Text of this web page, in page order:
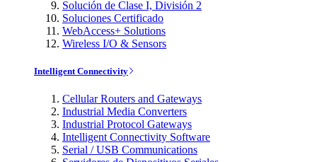
Solución de Clase I, División 2
Soluciones Certificado
WebAccess+ Solutions
Wireless I/O & Sensors
Intelligent Connectivity
Cellular Routers and Gateways
Industrial Media Converters
Industrial Protocol Gateways
Intelligent Connectivity Software
Serial / USB Communications